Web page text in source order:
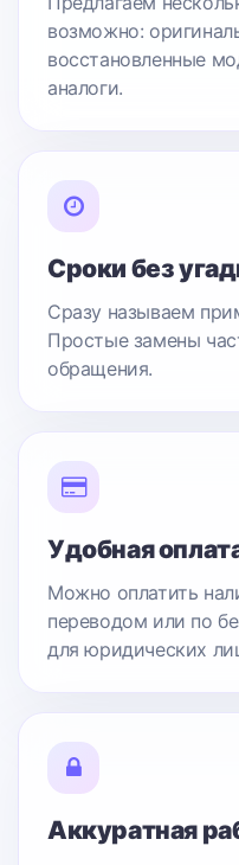
возможно:
восстановленные
аналоги.
Сроки без
Сразу называем
Простые замены
обращения.
Удобная
Можно оплатить
переводом или по
для юридических
Аккуратная